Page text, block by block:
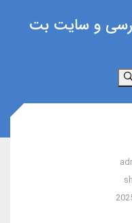
و سایت بت